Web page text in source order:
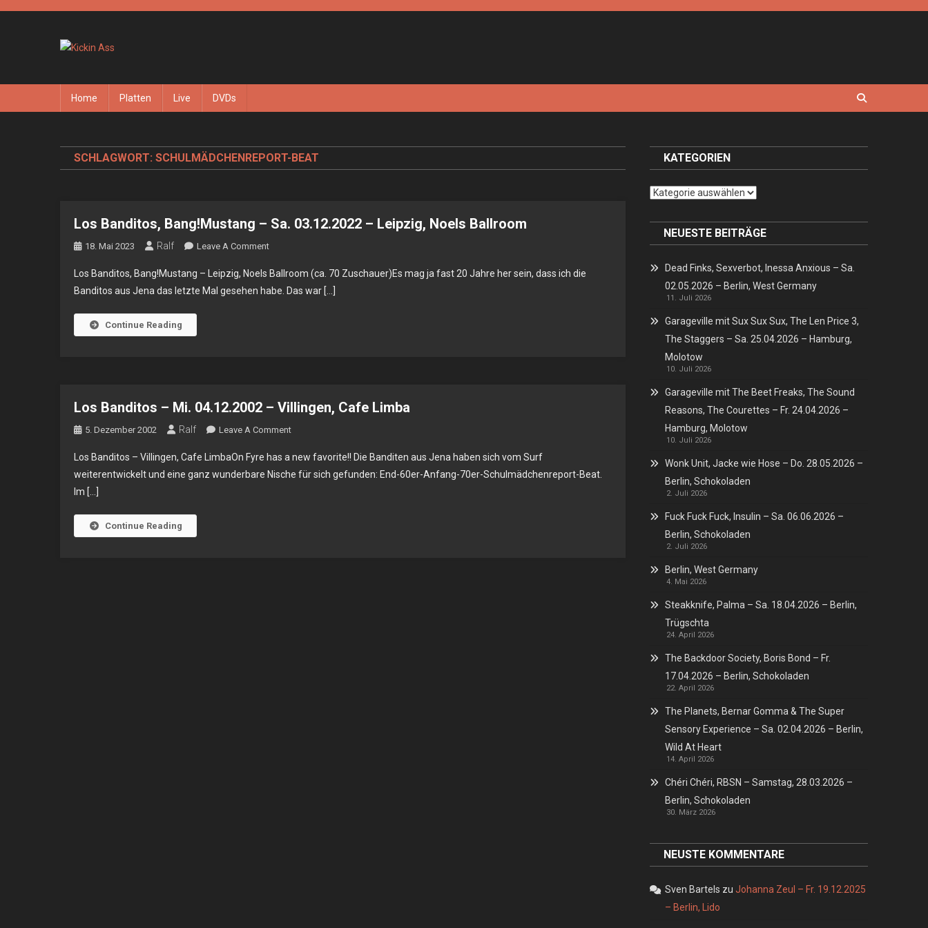
Home Platten Live DVDs
SCHLAGWORT: SCHULMÄDCHENREPORT-BEAT
Los Banditos, Bang!Mustang – Sa. 03.12.2022 – Leipzig, Noels Ballroom
18. Mai 2023 Ralf Leave A CommentOn
Banditos,
Bang!Mustang
Ballroom
Los Banditos, Bang!Mustang – Leipzig, Noels Ballroom (ca. 70 Zuschauer)Es mag ja fast 20 Jahre her sein, dass ich die
Banditos aus Jena das letzte Mal gesehen habe. Das war […]
Continue Reading
Los Banditos – Mi. 04.12.2002 – Villingen, Cafe Limba
5. Dezember 2002 Ralf Leave A CommentOn
Banditos
–
Los Banditos – Villingen, Cafe LimbaOn Fyre has a new favorite!! Die Banditen aus Jena haben sich vom Surf
weiterentwickelt und eine ganz wunderbare Nische für sich gefunden: End-60er-Anfang-70er-Schulmädchenreport-Beat.
Im […]
Continue Reading
KATEGORIEN
Kategorien
NEUESTE BEITRÄGE
Dead Finks, Sexverbot, Inessa Anxious – Sa.
02.05.2026 – Berlin, West Germany
11. Juli 2026
Garageville mit Sux Sux Sux, The Len Price 3,
The Staggers – Sa. 25.04.2026 – Hamburg,
Molotow
10. Juli 2026
Garageville mit The Beet Freaks, The Sound
Reasons, The Courettes – Fr. 24.04.2026 –
Hamburg, Molotow
10. Juli 2026
Wonk Unit, Jacke wie Hose – Do. 28.05.2026 –
Berlin, Schokoladen
2. Juli 2026
Fuck Fuck Fuck, Insulin – Sa. 06.06.2026 –
Berlin, Schokoladen
2. Juli 2026
Berlin, West Germany
4. Mai 2026
Steakknife, Palma – Sa. 18.04.2026 – Berlin,
Trügschta
24. April 2026
The Backdoor Society, Boris Bond – Fr.
17.04.2026 – Berlin, Schokoladen
22. April 2026
The Planets, Bernar Gomma & The Super
Sensory Experience – Sa. 02.04.2026 – Berlin,
Wild At Heart
14. April 2026
Chéri Chéri, RBSN – Samstag, 28.03.2026 –
Berlin, Schokoladen
30. März 2026
NEUSTE KOMMENTARE
Sven Bartels zuJohanna Zeul – Fr. 19.12.2025
– Berlin, Lido